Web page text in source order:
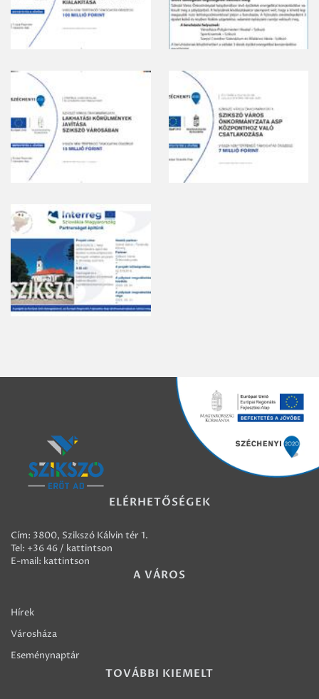
ELÉRHETŐSÉGEK
Cím: 3800, Szikszó Kálvin tér 1.
Tel: +36 46 / kattintson
E-mail: kattintson
A VÁROS
Hírek
Városháza
Eseménynaptár
TOVÁBBI KIEMELT